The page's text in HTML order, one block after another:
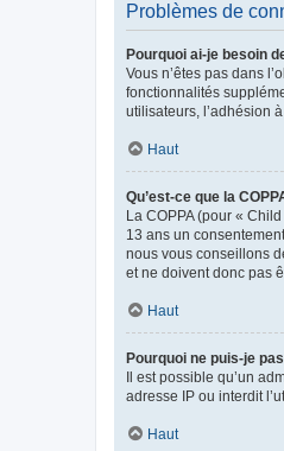
Problèmes de
Pourquoi ai-je besoin
Vous n’êtes pas dans
fonctionnalités
utilisateurs, l’adhésion
Haut
Qu’est-ce que la
La COPPA (pour «
13 ans un
nous vous conseillons
et ne doivent donc pas
Haut
Pourquoi ne puis-je
Il est possible qu’un
adresse IP ou interdit
Haut